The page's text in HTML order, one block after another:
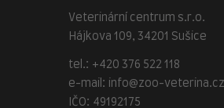
Veterinární centrum s.r.o.
Hájkova 109, 34201 Sušice
tel.: +420 376 522 118
e-mail:
info@zoo-veterina.cz
IČO: 49192175